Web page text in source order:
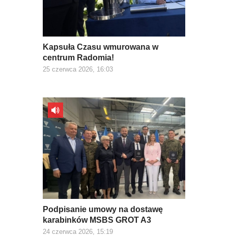
Kapsuła Czasu wmurowana w
centrum Radomia!
25 czerwca 2026, 16:03
Podpisanie umowy na dostawę
karabinków MSBS GROT A3
24 czerwca 2026, 15:19